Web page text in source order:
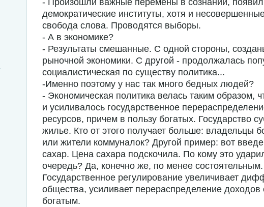
- Произошли важные перемены в сознании,
демократические институты, хотя и
свобода слова. Проводятся выборы.
- А в экономике?
- Результаты смешанные. С одной стороны,
рыночной экономики. С другой - продолжалась
социалистическая по существу политика...
-Именно поэтому у нас так много бедных людей?
- Экономическая политика велась таким образом,
и усиливалось государственное
ресурсов, причем в пользу богатых. Государство
жилье. Кто от этого получает больше: владельцы
или жители коммуналок? Другой пример: вот
сахар. Цена сахара подскочила. По кому это
очередь? Да, конечно же, по менее состоятельным.
Государственное регулирование увеличивает
общества, усиливает перераспределение доходов
богатым.